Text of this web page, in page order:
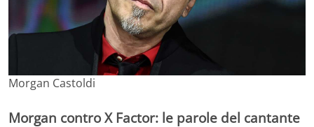
Morgan Castoldi
Morgan contro X Factor: le parole del cantante